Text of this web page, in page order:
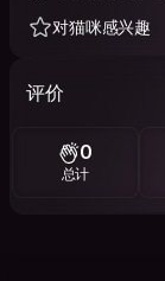
对猫咪感兴趣
评价
0
总计